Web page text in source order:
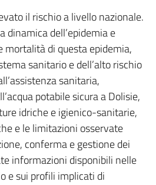
il rischio a livello nazionale.
dinamica dell’epidemia e
mortalità di questa epidemia,
sanitario e dell’alto rischio
sanitaria,
potabile sicura a Dolisie,
idriche e igienico-sanitarie,
e le limitazioni osservate
conferma e gestione dei
informazioni disponibili nelle
e sui profili implicati di